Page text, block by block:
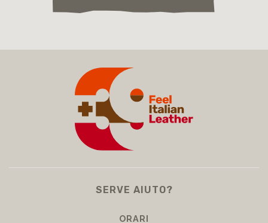
SERVE AIUTO?
ORARI